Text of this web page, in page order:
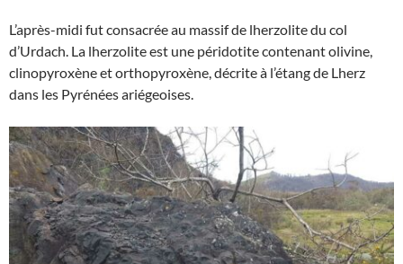
L’après-midi fut consacrée au massif de lherzolite du col
d’Urdach. La lherzolite est une péridotite contenant olivine,
clinopyroxène et orthopyroxène, décrite à l’étang de Lherz
dans les Pyrénées ariégeoises.